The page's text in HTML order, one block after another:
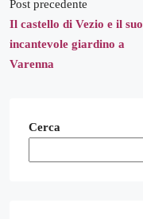
Post precedente
Il castello di Vezio e il suo
incantevole giardino a
Varenna
Cerca